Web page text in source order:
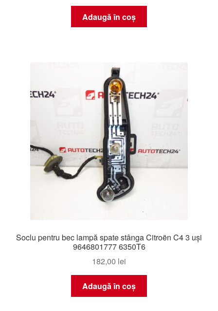
Adaugă în coș
Soclu pentru bec lampă spate stânga Citroën C4 3 uși
9646801777 6350T6
182,00 lei
Adaugă în coș